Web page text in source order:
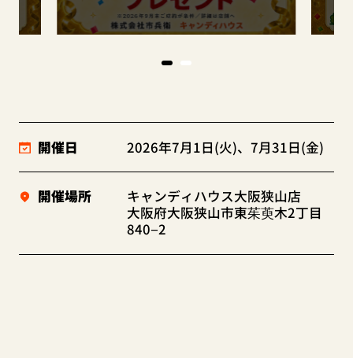
開催日 2026年7月1日(火)、7月31日(金)
開催場所
キャンディハウス大阪狭山店
大阪府大阪狭山市東茱萸木2丁目
840−2